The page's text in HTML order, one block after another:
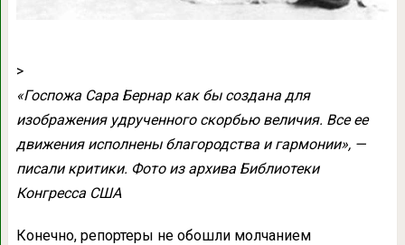
>
«Госпожа Сара Бернар как бы создана для
изображения удрученного скорбью величия. Все ее
движения исполнены благородства и гармонии», —
писали критики. Фото из архива Библиотеки
Конгресса США
Конечно, репортеры не обошли молчанием